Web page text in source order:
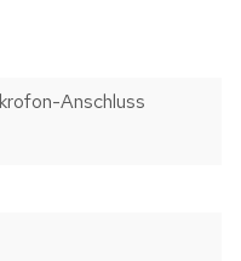
Anschluss